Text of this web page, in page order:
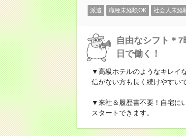
派遣 職種未経験OK 社会人未経
自由なシフト＊
日で働く！
▼高級ホテルのようなキレイ
信がない方も長く続けやすいで
▼来社＆履歴書不要！自宅に
スタートできます。